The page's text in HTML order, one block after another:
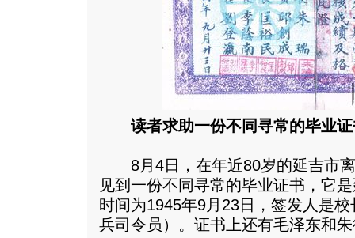
读者求助一份不同寻常的毕业
8月4日，在年近80岁的延吉市离
见到一份不同寻常的毕业证书，它
时间为1945年9月23日，签发人是
兵司令员）。证书上还有毛泽东和